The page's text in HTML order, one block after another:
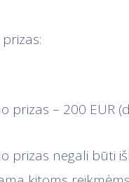
prizas – 200 EUR
prizas negali būti